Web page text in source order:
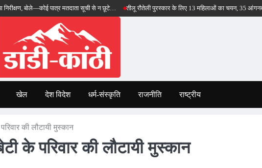
पात्र मतदाता सूची से न छूटे… तीलू रौतेली पुरस्कार के लिए 13 महिलाओं का चयन, 35 आंगनबाड़ी
खेल देश विदेश धर्म-संस्कृति राजनीति राष्ट्रीय
की लौटायी मुस्कान
के परिवार की लौटायी मुस्कान